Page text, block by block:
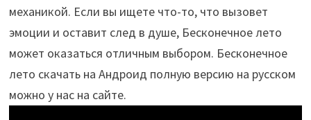
механикой. Если вы ищете что-то, что вызовет
эмоции и оставит след в душе, Бесконечное лето
может оказаться отличным выбором. Бесконечное
лето скачать на Андроид полную версию на русском
можно у нас на сайте.